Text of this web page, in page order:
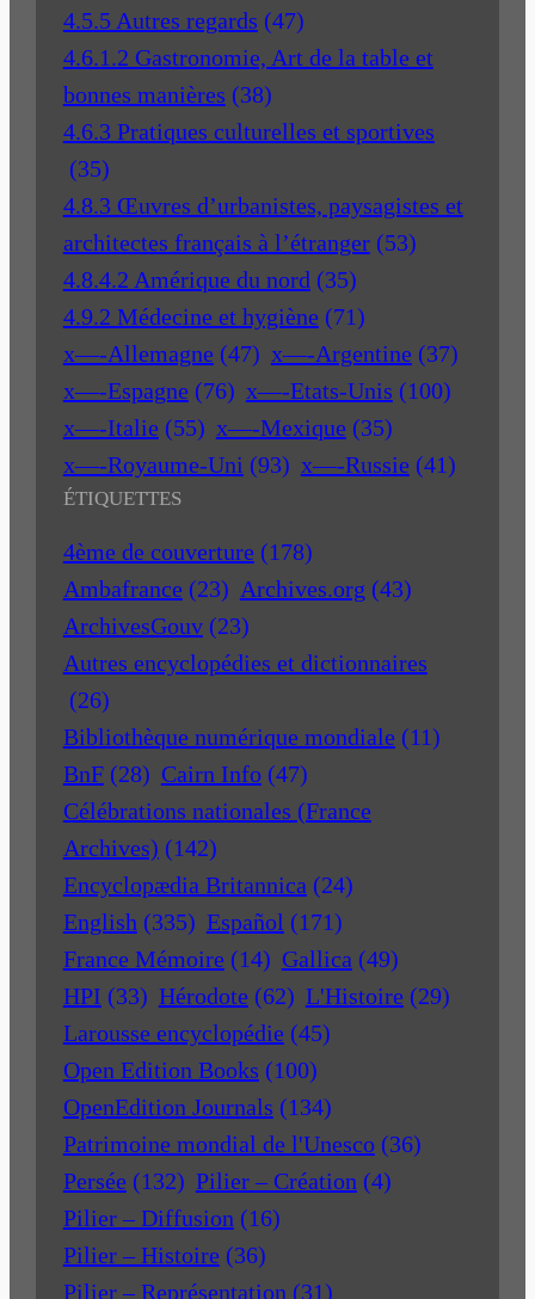
4.5.5 Autres regards (47)
4.6.1.2 Gastronomie, Art de la table et
bonnes manières (38)
4.6.3 Pratiques culturelles et sportives
(35)
4.8.3 Œuvres d’urbanistes, paysagistes et
architectes français à l’étranger (53)
4.8.4.2 Amérique du nord (35)
4.9.2 Médecine et hygiène (71)
x—-Allemagne (47) x—-Argentine (37)
x—-Espagne (76) x—-Etats-Unis (100)
x—-Italie (55) x—-Mexique (35)
x—-Royaume-Uni (93) x—-Russie (41)
ÉTIQUETTES
4ème de couverture (178)
Ambafrance (23) Archives.org (43)
ArchivesGouv (23)
Autres encyclopédies et dictionnaires
(26)
Bibliothèque numérique mondiale (11)
BnF (28) Cairn Info (47)
Célébrations nationales (France
Archives) (142)
Encyclopædia Britannica (24)
English (335) Español (171)
France Mémoire (14) Gallica (49)
HPI (33) Hérodote (62) L'Histoire (29)
Larousse encyclopédie (45)
Open Edition Books (100)
OpenEdition Journals (134)
Patrimoine mondial de l'Unesco (36)
Persée (132) Pilier – Création (4)
Pilier – Diffusion (16)
Pilier – Histoire (36)
Pilier – Représentation (31)